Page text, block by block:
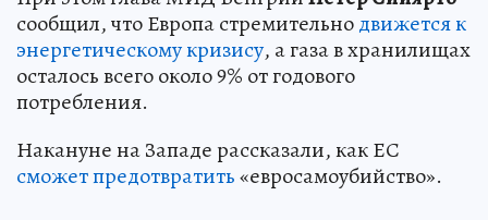
сообщил, что Европа стремительнодвижется к
энергетическому кризису, а газа в хранилищах
осталось всего около 9% от годового
потребления.
Накануне на Западе рассказали, как ЕС
сможет предотвратить«евросамоубийство».